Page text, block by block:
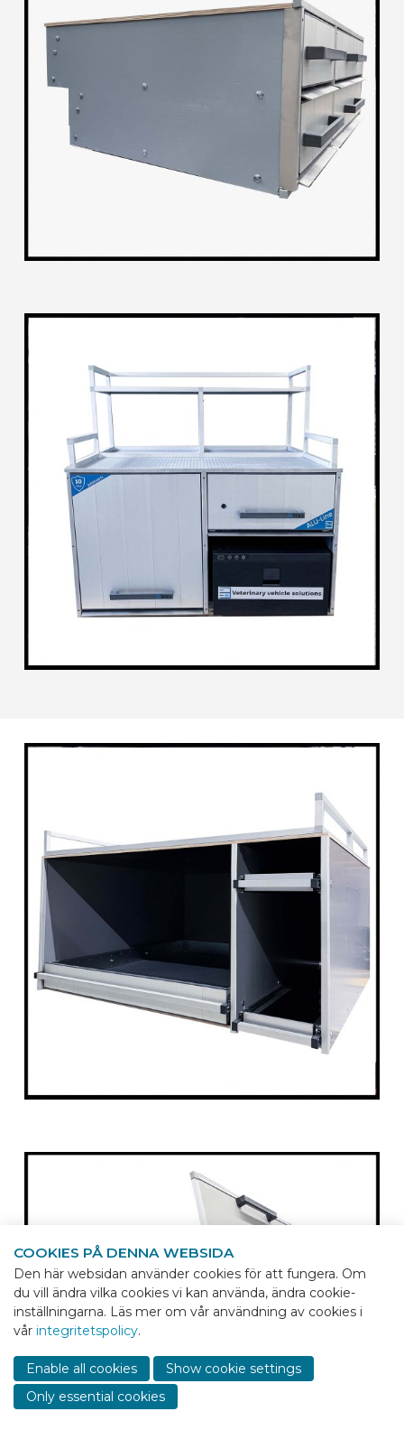
COOKIES PÅ DENNA WEBSIDA
Den här websidan använder cookies för att fungera. Om
du vill ändra vilka cookies vi kan använda, ändra cookie-
inställningarna. Läs mer om vår användning av cookies i
vår integritetspolicy.
Enable all cookies
Show cookie settings
Only essential cookies